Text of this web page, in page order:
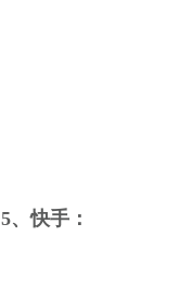
5、快手：